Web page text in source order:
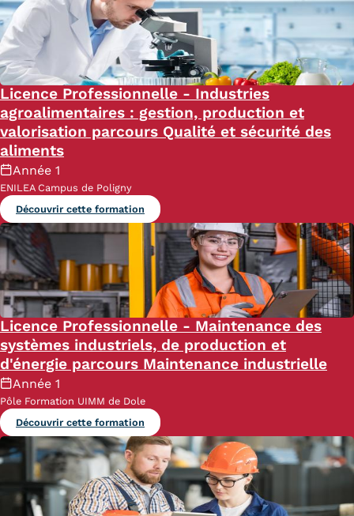
Licence Professionnelle - Industries
agroalimentaires : gestion, production et
valorisation parcours Qualité et sécurité des
aliments
Année 1
ENILEA Campus de Poligny
Découvrir cette formation
Licence Professionnelle - Maintenance des
systèmes industriels, de production et
d'énergie parcours Maintenance industrielle
Année 1
Pôle Formation UIMM de Dole
Découvrir cette formation